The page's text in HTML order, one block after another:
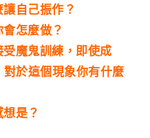
自己振作？
怎麼做？
魔鬼訓練，即使成
於這個現象你有什麼
是？